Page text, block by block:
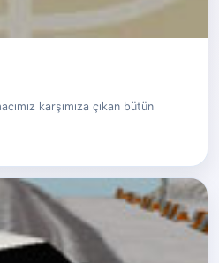
karşımıza çıkan bütün